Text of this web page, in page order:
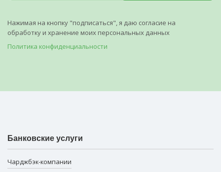
Нажимая на кнопку "подписаться", я даю согласие на
обработку и хранение моих персональных данных
Политика конфиденциальности
Банковские услуги
Чарджбэк-компании